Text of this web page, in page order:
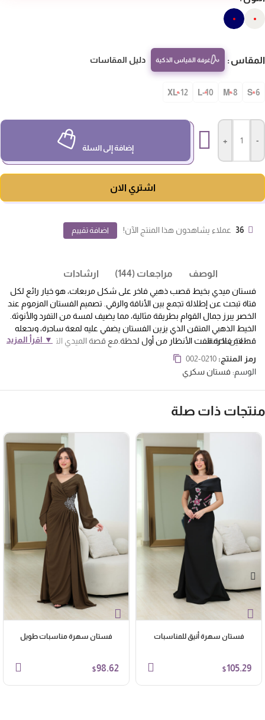
غرفة القياس الذكية دليل المقاسات
S-
10-L
12-XL
إضافة إلى السلة
اشتري الان
36 عملاء يشاهدون هذا المنتج الآن! اضافة تقييم
الوصف مراجعات (144) ارشادات
فستان ميدي بخيط قصب ذهبي فاخر على شكل مربعات، هو خيار رائع لكل
فتاة تبحث عن إطلالة تجمع بين الأناقة والرقي. تصميم الفستان المزموم عند
الخصر يبرز جمال القوام بطريقة مثالية، مما يضيف لمسة من التفرد والأنوثة.
الخيط الذهبي المتقن الذي يزين الفستان يضفي عليه لمعة ساحرة، ويجعله
قطعة فاخرة تلفت الأنظار من أول لحظة.مع قصة الميدي التي تصل إلى
منتصف الساق أو أعلى الكاحل، يمنح الفستان مظهرًا عصريًا ومناسبًا للعديد
من المناسبات، سواء كانت حفلات رسمية، تجمعات خاصة، أو حتى مناسبات
مسائية. هذا الطول يجعل الفستان جذابًا، بينما يضيف الأناقة والراحة في كل
حركة.
فساتين ناعمة
▼ اقرأ المزيد
رمز المنتج:002-0210
الوسم:فستان سكري
ذات صلة
فستان سهرة أنيق للمناسبات
$105.29
فستان سهرة مناسبات طويل
$98.62